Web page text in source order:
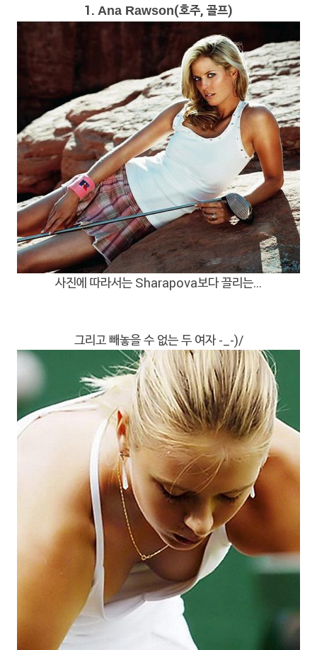
1. Ana Rawson(호주, 골프)
사진에 따라서는 Sharapova보다 끌리는…
그리고 빼놓을 수 없는 두 여자 -_-)/